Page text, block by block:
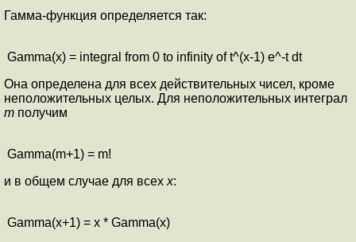
Гамма-функция определяется так:
Gamma(x) = integral from 0 to infinity of t^(x-1) e^-t dt
Она определена для всех действительных чисел, кроме
неположительных целых. Для неположительных интеграл
m получим
Gamma(m+1) = m!
и в общем случае для всех x:
Gamma(x+1) = x * Gamma(x)